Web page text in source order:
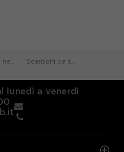
Scarponi da sci
lunedì a venerdì